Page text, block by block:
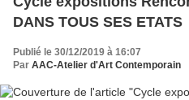
DANS TOUS SES ETATS
Publié le 30/12/2019 à 16:07
Par AAC-Atelier d'Art Contemporain